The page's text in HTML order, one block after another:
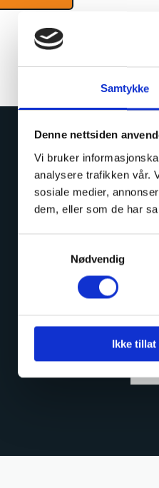
Samtykke
Denne nettsiden
Vi bruker
analysere trafikken vår.
sosiale medier,
dem, eller som de har
Nødvendig
Ikke tillat